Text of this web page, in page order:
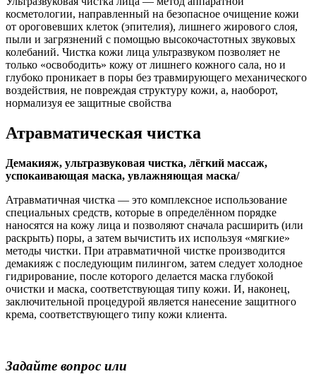
косметологии, направленный на безопасное очищение кожи
от ороговевших клеток (эпителия), лишнего жирового слоя,
пыли и загрязнений с помощью высокочастотных звуковых
колебаний. Чистка кожи лица ультразвуком позволяет не
только «освободить» кожу от лишнего кожного сала, но и
глубоко проникает в поры без травмирующего механического
воздействия, не повреждая структуру кожи, а, наоборот,
нормализуя ее защитные свойства
Атравматическая чистка
Демакияж, ультразвуковая чистка, лёгкий массаж,
успокаивающая маска, увлажняющая маска/
Атравматичная чистка — это комплексное использование
специальных средств, которые в определённом порядке
наносятся на кожу лица и позволяют сначала расширить (или
раскрыть) поры, а затем вычистить их используя «мягкие»
методы чистки. При атравматичной чистке производится
демакияж с последующим пилингом, затем следует холодное
гидрирование, после которого делается маска глубокой
очистки и маска, соответствующая типу кожи. И, наконец,
заключительной процедурой является нанесение защитного
крема, соответствующего типу кожи клиента.
Задайте вопрос или